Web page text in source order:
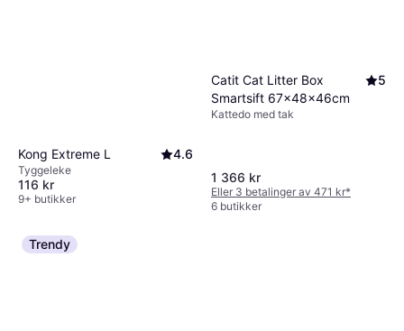
Kong Extreme L 4.6
Tyggeleke
116 kr
9+ butikker
Catit Cat Litter Box
Smartsift 67x48x46cm
5
Kattedo med tak
1 366 kr
Eller 3 betalinger av 471 kr*
6 butikker
Trendy